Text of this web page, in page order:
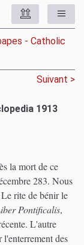
- Catholic
Suivant >
1913
la mort de ce
283. Nous
rite de bénir le
Pontificalis,
L'autre
des